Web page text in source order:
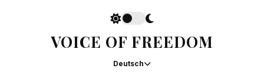
VOICE OF FREEDOM
Deutsch